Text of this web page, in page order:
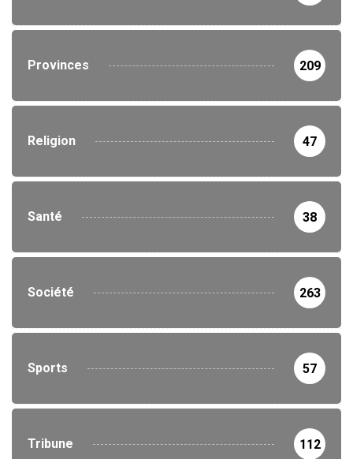
Provinces 209
Religion 47
Santé 38
Société 263
Sports 57
Tribune 112